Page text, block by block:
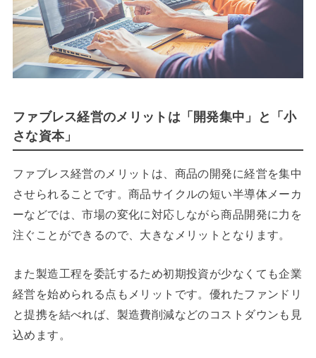
ファブレス経営のメリットは「開発集中」と「小
さな資本」
ファブレス経営のメリットは、商品の開発に経営を集中
させられることです。商品サイクルの短い半導体メーカ
ーなどでは、市場の変化に対応しながら商品開発に力を
注ぐことができるので、大きなメリットとなります。
また製造工程を委託するため初期投資が少なくても企業
経営を始められる点もメリットです。優れたファンドリ
と提携を結べれば、製造費削減などのコストダウンも見
込めます。